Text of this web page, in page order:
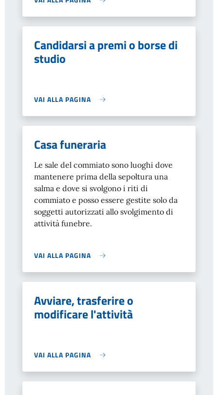
Candidarsi a premi o borse di
studio
VAI ALLA PAGINA
Casa funeraria
Le sale del commiato sono luoghi dove
mantenere prima della sepoltura una
salma e dove si svolgono i riti di
commiato e posso essere gestite solo da
soggetti autorizzati allo svolgimento di
attività funebre.
VAI ALLA PAGINA
Avviare, trasferire o
modificare l'attività
VAI ALLA PAGINA